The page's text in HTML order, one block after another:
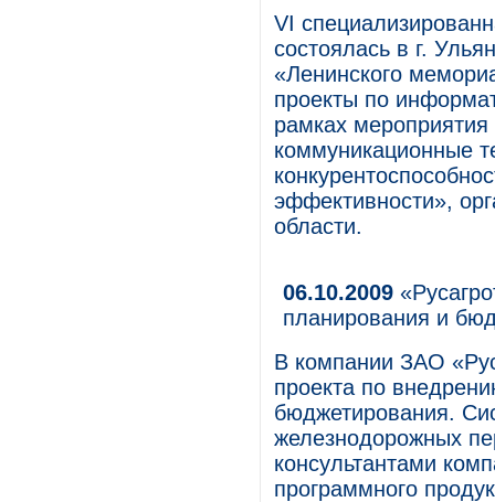
VI
состоялась в г.
«Ленинского
проекты по
рамках
коммуникационные
эффективности»,
области.
06.10.2009
планирования и
В компании ЗАО
проекта по
бюджетирования.
железнодорожных
консультантами
программного